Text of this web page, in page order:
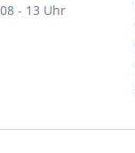
- 13 Uhr